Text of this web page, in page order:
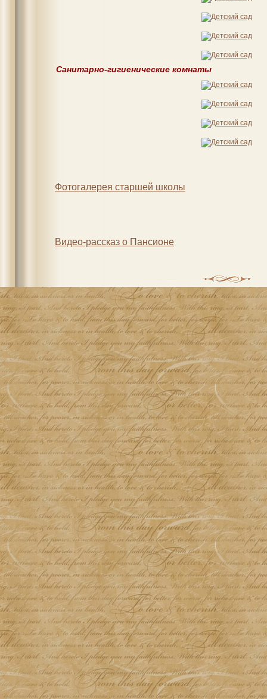
Санитарно-гигиенические комнаты
Фотогалерея старшей школы
Видео-рассказ о Пансионе